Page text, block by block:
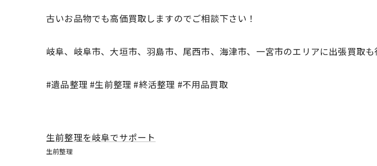
古いお品物でも高価買取しますのでご相談下さい！
岐阜、岐阜市、大垣市、羽島市、尾西市、海津市、一宮市のエリアに出張買取
#遺品整理 #生前整理 #終活整理 #不用品買取
生前整理を岐阜でサポート
生前整理